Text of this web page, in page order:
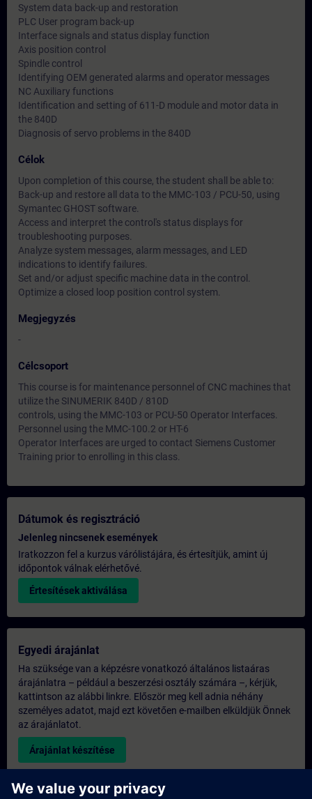
System data back-up and restoration
PLC User program back-up
Interface signals and status display function
Axis position control
Spindle control
Identifying OEM generated alarms and operator messages
NC Auxiliary functions
Identification and setting of 611-D module and motor data in
the 840D
Diagnosis of servo problems in the 840D
Célok
Upon completion of this course, the student shall be able to:
Back-up and restore all data to the MMC-103 / PCU-50, using
Symantec GHOST software.
Access and interpret the control's status displays for
troubleshooting purposes.
Analyze system messages, alarm messages, and LED
indications to identify failures.
Set and/or adjust specific machine data in the control.
Optimize a closed loop position control system.
Megjegyzés
-
Célcsoport
This course is for maintenance personnel of CNC machines that
utilize the SINUMERIK 840D / 810D
controls, using the MMC-103 or PCU-50 Operator Interfaces.
Personnel using the MMC-100.2 or HT-6
Operator Interfaces are urged to contact Siemens Customer
Training prior to enrolling in this class.
Dátumok és regisztráció
Jelenleg nincsenek események
Iratkozzon fel a kurzus várólistájára, és értesítjük, amint új
időpontok válnak elérhetővé.
Értesítések aktiválása
Egyedi árajánlat
Ha szüksége van a képzésre vonatkozó általános listaáras
árajánlatra – például a beszerzési osztály számára –, kérjük,
kattintson az alábbi linkre. Először meg kell adnia néhány
személyes adatot, majd ezt követően e-mailben elküldjük Önnek
az árajánlatot.
Árajánlat készítése